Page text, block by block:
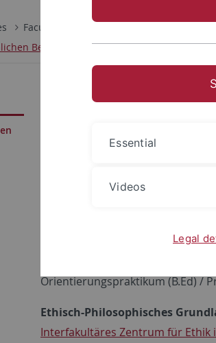
Faculty of Humanities
Bereiche des Lehrer-Studiums
Tübingen School of Education
Staatliches Seminar für
Orientierungspraktikum (B.Ed) /
Ethisch-Philosophisches
Interfakultäres Zentrum für Ethik
Essential
Videos
Legal